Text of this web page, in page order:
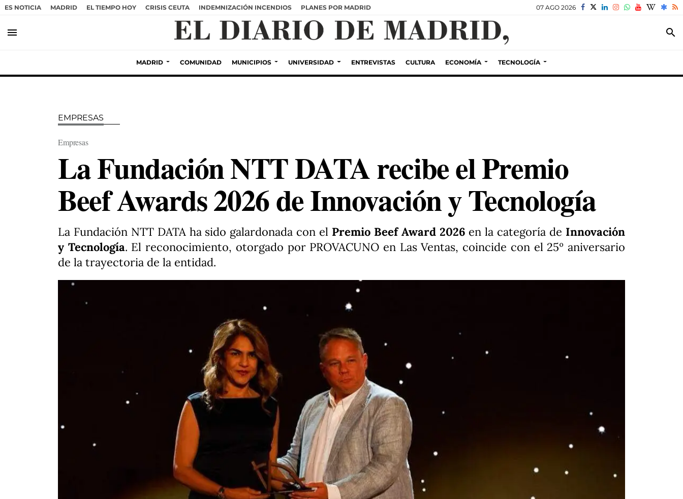
ES NOTICIA MADRID EL TIEMPO HOY CRISIS CEUTA INDEMNIZACIÓN INCENDIOS PLANES POR MADRID 07 AGO 2026
menu search
MADRID COMUNIDAD MUNICIPIOS UNIVERSIDAD ENTREVISTAS CULTURA ECONOMÍA TECNOLOGÍA
EMPRESAS
Empresas
La Fundación NTT DATA recibe el Premio
Beef Awards 2026 de Innovación y Tecnología
La Fundación NTT DATA ha sido galardonada con el Premio Beef Award 2026 en la categoría de Innovación
y Tecnología. El reconocimiento, otorgado por PROVACUNO en Las Ventas, coincide con el 25º aniversario
de la trayectoria de la entidad.